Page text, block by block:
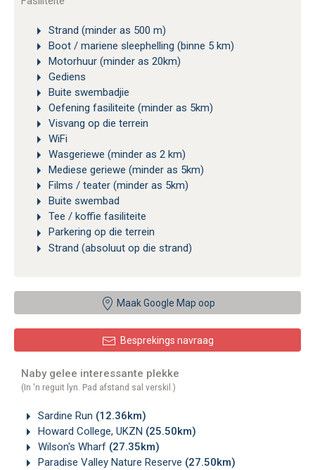
Strand (minder as 500 m)
Boot / mariene sleephelling (binne 5 km)
Motorhuur (minder as 20km)
Gediens
Buite swembadjie
Oefening fasiliteite (minder as 5km)
Visvang op die terrein
WiFi
Wasgeriewe (minder as 2 km)
Mediese geriewe (minder as 5km)
Films / teater (minder as 5km)
Buite swembad
Tee / koffie fasiliteite
Parkering op die terrein
Strand (absoluut op die strand)
Maak Google Map oop
Besprekings navraag
Naby gelee interessante plekke
(In 'n reguit lyn. Pad afstand sal verskil.)
Sardine Run (12.36km)
Howard College, UKZN (25.50km)
Wilson's Wharf (27.35km)
Paradise Valley Nature Reserve (27.50km)